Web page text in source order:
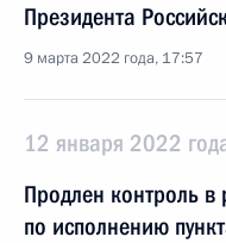
Президента
9 марта 2022 года, 17:57
12 января 2022
Продлен контроль
по исполнению